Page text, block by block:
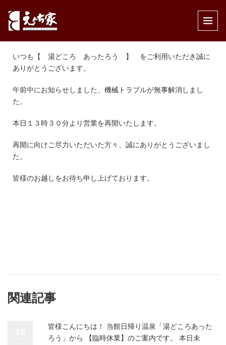
公開済み: 2020年6月18日
カテゴリー: インフォメーション
いつも【 湯どころ あったろう 】 をご利用いただき誠に
ありがとうございます。
午前中にお知らせしました、機械トラブルが無事解消しまし
た。
本日１３時３０分より営業を再開いたします。
再開に向けご尽力いただいた方々、誠にありがとうございまし
た。
皆様のお越しをお待ち申し上げております。
関連記事
皆様こんにちは！ 当館日帰り温泉「湯どころあった
ろう」から 【臨時休業】のご案内です。 本日未